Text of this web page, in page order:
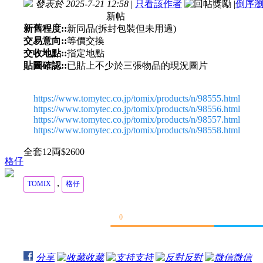
格仔
發表於 2025-7-21 12:58 | 只看該作者 |倒序
新帖
新舊程度::新同品(拆封包裝但未用過)
交易意向::等價交換
交收地點::指定地點
貼圖確認::已貼上不少於三張物品的現況圖片
https://www.tomytec.co.jp/tomix/products/n/98555.html
https://www.tomytec.co.jp/tomix/products/n/98556.html
https://www.tomytec.co.jp/tomix/products/n/98557.html
https://www.tomytec.co.jp/tomix/products/n/98558.html
全套12両$2600
TOMIX , 格仔
0
分享 收藏 支持 反對 微信